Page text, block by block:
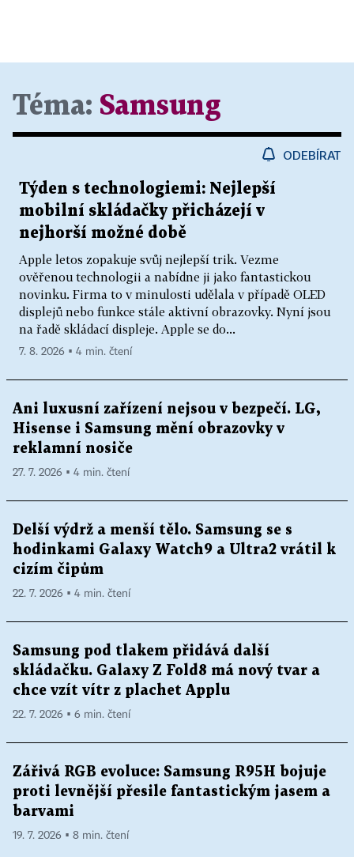
Téma: Samsung
ODEBÍRAT
Týden s technologiemi: Nejlepší
mobilní skládačky přicházejí v
nejhorší možné době
Apple letos zopakuje svůj nejlepší trik. Vezme
ověřenou technologii a nabídne ji jako fantastickou
novinku. Firma to v minulosti udělala v případě OLED
displejů nebo funkce stále aktivní obrazovky. Nyní jsou
na řadě skládací displeje. Apple se do...
7. 8. 2026 ▪ 4 min. čtení
Ani luxusní zařízení nejsou v bezpečí. LG,
Hisense i Samsung mění obrazovky v
reklamní nosiče
27. 7. 2026 ▪ 4 min. čtení
Delší výdrž a menší tělo. Samsung se s
hodinkami Galaxy Watch9 a Ultra2 vrátil k
cizím čipům
22. 7. 2026 ▪ 4 min. čtení
Samsung pod tlakem přidává další
skládačku. Galaxy Z Fold8 má nový tvar a
chce vzít vítr z plachet Applu
22. 7. 2026 ▪ 6 min. čtení
Zářivá RGB evoluce: Samsung R95H bojuje
proti levnější přesile fantastickým jasem a
barvami
19. 7. 2026 ▪ 8 min. čtení